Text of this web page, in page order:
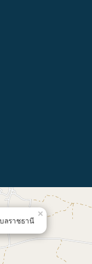
ลราชธานี
×